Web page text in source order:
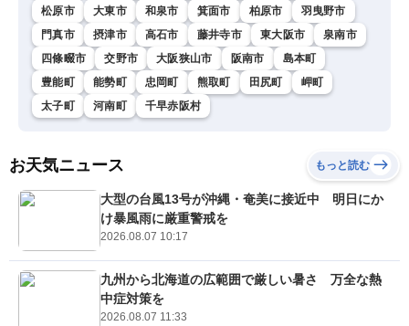
松原市
大東市 和泉市 箕面市 柏原市
羽曳野市
門真市
摂津市 高石市 藤井寺市 東大阪市
泉南市
四條畷市
交野市 大阪狭山市 阪南市
島本町
豊能町
能勢町 忠岡町 熊取町 田尻町
岬町
太子町
河南町 千早赤阪村
お天気ニュース もっと読む
大型の台風13号が沖縄・奄美に接近中 明日にか
け暴風雨に厳重警戒を
2026.08.07 10:17
九州から北海道の広範囲で厳しい暑さ 万全な熱
中症対策を
2026.08.07 11:33